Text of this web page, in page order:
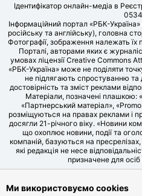
Ідентифікатор онлайн-медіа в
Інформаційний портал «РБК-
російську та англійську), головна
Фотографії, зображення належать їх
Порталі, авторами яких є
умовах ліцензії Creative Commons
«РБК-Україна» може не поділяти
не підлягають спростуванню та
достовірність та зміст реклами
Матеріали, позначені плашкою:
«Партнерський матеріал»,
розміщуються на правах реклами і
досягли 21-річного віку. «Новини
що охоплює новини, події та
компаній, базуються на пресрелізах,
які редакція не несе
призначене для осіб
© LLC «UBT
Ми використовуємо cookies